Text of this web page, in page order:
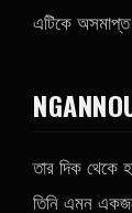
এটিকে
তার দিক থেকে
তিনি এমন